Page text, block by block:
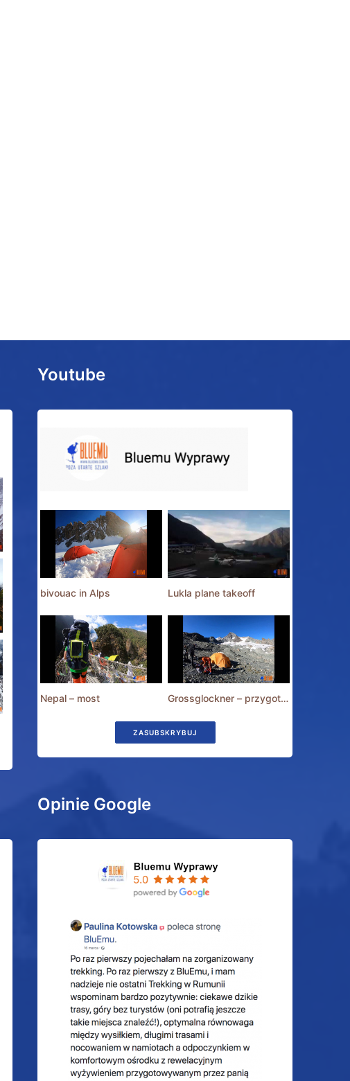
Youtube
bivouac in Alps Lukla plane takeoff
Nepal – most Grossglockner – przygotowania
ZASUBSKRYBUJ
Opinie Google